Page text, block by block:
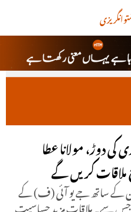
انگریزی
دوڑ، مولانا عطا
ملاقات کریں گے
کے ساتھ جے یو آئی (ف) کے
جس سے یہ ملاقات مزید حساسیت